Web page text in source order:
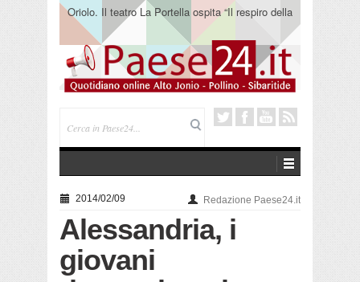
Oriolo. Il teatro La Portella ospita “Il respiro della
terra” del collettivo 365
2014/02/09 Redazione Paese24.it
Alessandria, i
giovani